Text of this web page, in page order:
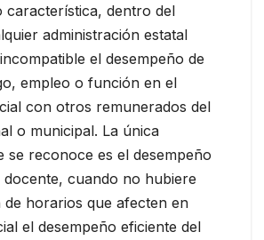
característica, dentro del
administración estatal
el desempeño de
empleo o función en el
con otros remunerados del
o municipal. La única
se reconoce es el desempeño
docente, cuando no hubiere
horarios que afecten en
el desempeño eficiente del